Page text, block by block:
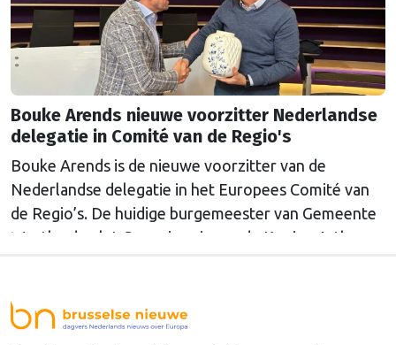
Bouke Arends nieuwe voorzitter Nederlandse
delegatie in Comité van de Regio's
Bouke Arends is de nieuwe voorzitter van de
Nederlandse delegatie in het Europees Comité van
de Regio’s. De huidige burgemeester van Gemeente
Westland volgt Commissaris van de Koning Arthur
Nederlandse regio’s behoorlijk succesvol in hun
lobby in Brussel, en dat komt vooral omdat …